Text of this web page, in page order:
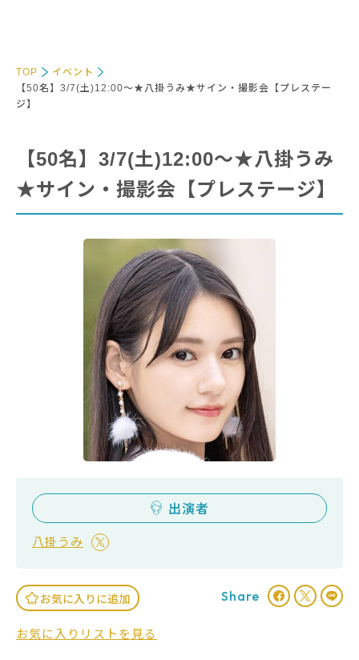
TOP
イベント
【50名】3/7(土)12:00～★八掛うみ★サイン・撮影会【プレステー
ジ】
【50名】3/7(土)12:00～★八掛うみ
★サイン・撮影会【プレステージ】
出演者
八掛うみ
お気に入りに追加
お気に入りリストを見る
Share